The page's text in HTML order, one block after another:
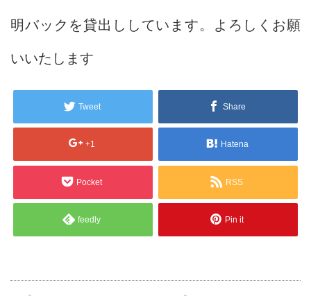
明バックを貸出ししています。よろしくお願
いいたします
Tweet Share
+1 Hatena
Pocket RSS
feedly Pin it